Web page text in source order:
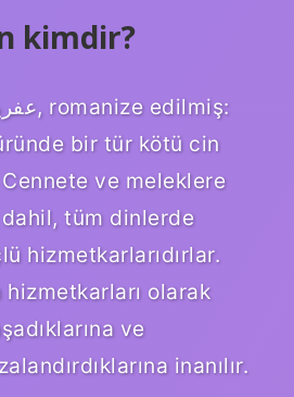
kimdir?
bir tür kötü cin
ve meleklere
dahil, tüm dinlerde
hizmetkarlarıdırlar.
hizmetkarları olarak
ve
inanılır.